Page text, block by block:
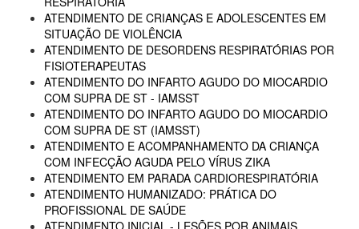
ATENDIMENTO DE CRIANÇAS E ADOLESCENTES EM
SITUAÇÃO DE VIOLÊNCIA
ATENDIMENTO DE DESORDENS RESPIRATÓRIAS POR
FISIOTERAPEUTAS
ATENDIMENTO DO INFARTO AGUDO DO MIOCARDIO
COM SUPRA DE ST - IAMSST
ATENDIMENTO DO INFARTO AGUDO DO MIOCARDIO
COM SUPRA DE ST (IAMSST)
ATENDIMENTO E ACOMPANHAMENTO DA CRIANÇA
COM INFECÇÃO AGUDA PELO VÍRUS ZIKA
ATENDIMENTO EM PARADA CARDIORESPIRATÓRIA
ATENDIMENTO HUMANIZADO: PRÁTICA DO
PROFISSIONAL DE SAÚDE
ATENDIMENTO INICIAL - LESÕES POR ANIMAIS